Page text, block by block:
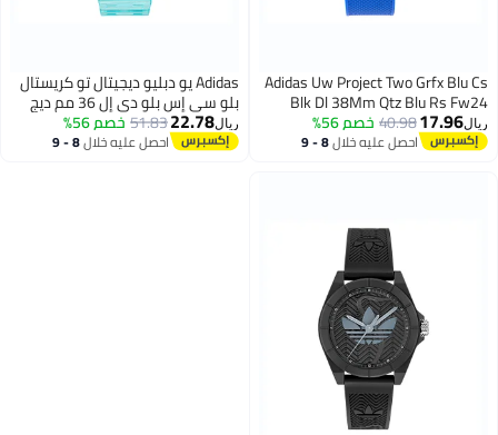
Adidas Uw Project Two Grfx Blu Cs
Blk Dl 38Mm Qtz Blu Rs Fw24
ريال17.96
40.98خصم 56%
احصل عليه خلال 8 - 9
Adidas يو دبليو ديجيتال تو كريستال
بلو سي إس بلو دي إل 36 مم ديج
بلو سيلكون إس إس 24
ريال22.78
51.83خصم 56%
احصل عليه خلال 8 - 9